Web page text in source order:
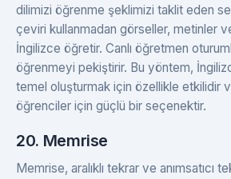
dilimizi öğrenme şeklimizi taklit eden
çeviri kullanmadan görseller, metinler
İngilizce öğretir. Canlı öğretmen
öğrenmeyi pekiştirir. Bu yöntem,
temel oluşturmak için özellikle etkilidir
öğrenciler için güçlü bir seçenektir.
20. Memrise
Memrise, aralıklı tekrar ve anımsatıcı